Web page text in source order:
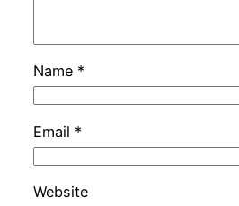
Name *
Email *
Website